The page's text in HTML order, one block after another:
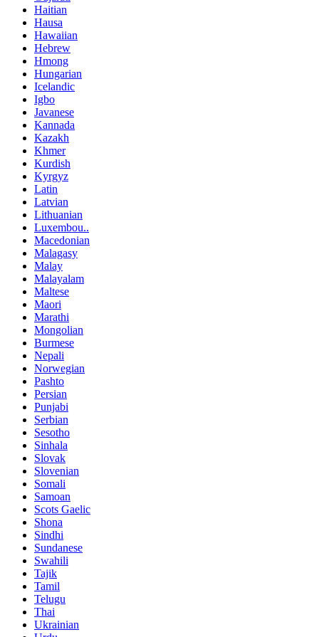
Haitian
Hausa
Hawaiian
Hebrew
Hmong
Hungarian
Icelandic
Igbo
Javanese
Kannada
Kazakh
Khmer
Kurdish
Kyrgyz
Latin
Latvian
Lithuanian
Luxembou..
Macedonian
Malagasy
Malay
Malayalam
Maltese
Maori
Marathi
Mongolian
Burmese
Nepali
Norwegian
Pashto
Persian
Punjabi
Serbian
Sesotho
Sinhala
Slovak
Slovenian
Somali
Samoan
Scots Gaelic
Shona
Sindhi
Sundanese
Swahili
Tajik
Tamil
Telugu
Thai
Ukrainian